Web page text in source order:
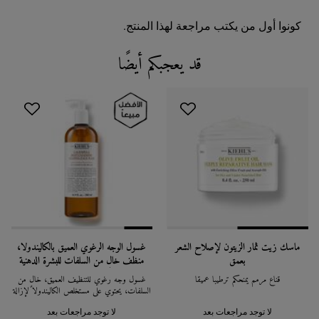
كونوا أول من يكتب مراجعة لهذا المنتج.
قد يعجبكم أيضًا
ماسك زيت ثمار الزيتون لإصلاح الشعر
بعمق
قناع مرمم يمنحكم ترطيباً عميقاً
لا توجد مراجعات بعد
غسول الوجه الرغوي العميق بالكاليندولا،
منظف خالٍ من السلفات للبشرة الدهنية
والعادية
غسول وجه رغوي للتنظيف العميق، خالٍ من
السلفات، يحتوي على مستخلص الكاليندولا لإزالة
رطوبتها الأساسية. مناسب للبشرة العادية إلى
لا توجد مراجعات بعد